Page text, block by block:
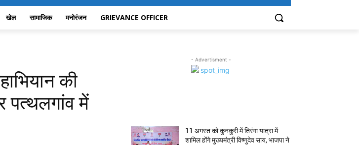
खेल सामाजिक मनोरंजन GRIEVANCE OFFICER
की
पत्थलगांव में
- Advertisment -
11 अगस्त को कुनकुरी में तिरंगा यात्रा में
शामिल होंगे मुख्यमंत्री विष्णुदेव साय, भाजपा ने